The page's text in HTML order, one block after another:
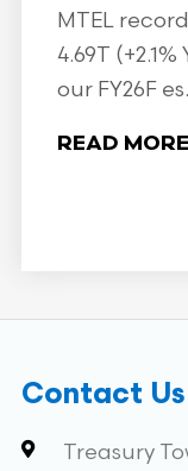
MTEL
4.69T
our FY26F
READ MORE
Contact Us
Treasury